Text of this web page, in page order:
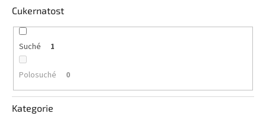
podle
obsahu
cukru
Dárkové
vína
Cukernatost
Suché 1
Polosuché 0
Kategorie